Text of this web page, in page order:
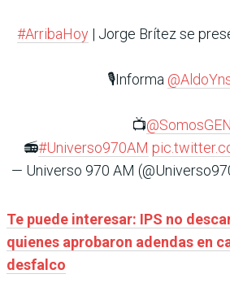
#ArribaHoy | Jorge Brítez se
🎙️Informa
📺@SomosGEN
📻#Universo970AM
— Universo 970 AM
Te puede interesar: IPS no
quienes aprobaron adendas en
desfalco